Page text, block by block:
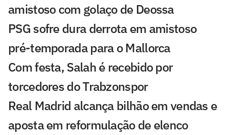
amistoso com golaço de Deossa
PSG sofre dura derrota em amistoso
pré-temporada para o Mallorca
Com festa, Salah é recebido por
torcedores do Trabzonspor
Real Madrid alcança bilhão em vendas e
aposta em reformulação de elenco